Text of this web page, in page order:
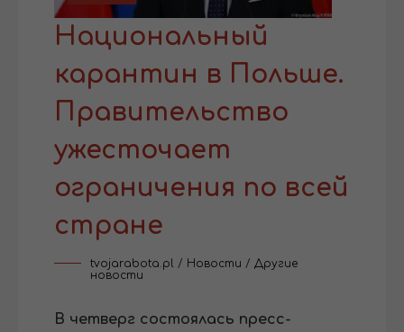
Национальный
карантин в Польше.
Правительство
ужесточает
ограничения по всей
стране
tvojarabota.pl / Новости / Другие
новости
В четверг состоялась пресс-